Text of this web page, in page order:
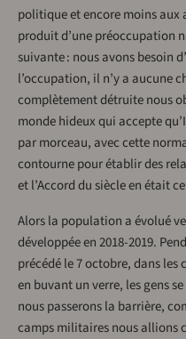
politique et encore moins aux
produit d’une préoccupation
suivante : nous avons besoin
l’occupation, il n’y a aucune
complètement détruite nous
monde hideux qui accepte
par morceau, avec cette
contourne pour établir des
et l’Accord du siècle en était
Alors la population a évolué
développée en 2018-2019.
précédé le 7 octobre, dans les
en buvant un verre, les gens
nous passerons la barrière,
camps militaires nous allions